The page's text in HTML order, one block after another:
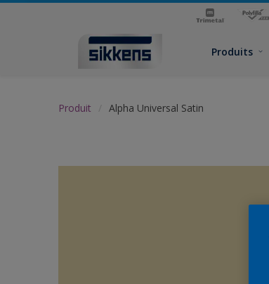
Produits
Produit Alpha Universal Satin